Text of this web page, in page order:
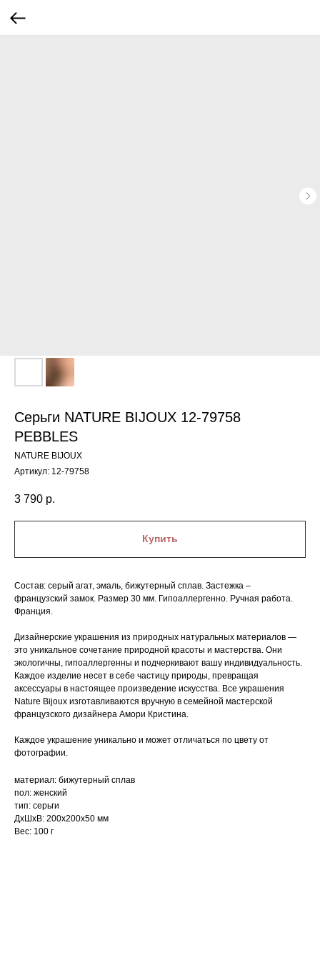
Серьги NATURE BIJOUX 12-79758
PEBBLES
NATURE BIJOUX
Артикул: 12-79758
3 790 р.
Купить
Состав: серый агат, эмаль, бижутерный сплав. Застежка –
французский замок. Размер 30 мм. Гипоаллергенно. Ручная работа.
Франция.
Дизайнерские украшения из природных натуральных материалов —
это уникальное сочетание природной красоты и мастерства. Они
экологичны, гипоаллергенны и подчеркивают вашу индивидуальность.
Каждое изделие несет в себе частицу природы, превращая
аксессуары в настоящее произведение искусства. Все украшения
Nature Bijoux изготавливаются вручную в семейной мастерской
французского дизайнера Амори Кристина.
Каждое украшение уникально и может отличаться по цвету от
фотографии.
материал: бижутерный сплав
пол: женский
тип: серьги
ДxШxВ: 200x200x50 мм
Вес: 100 г